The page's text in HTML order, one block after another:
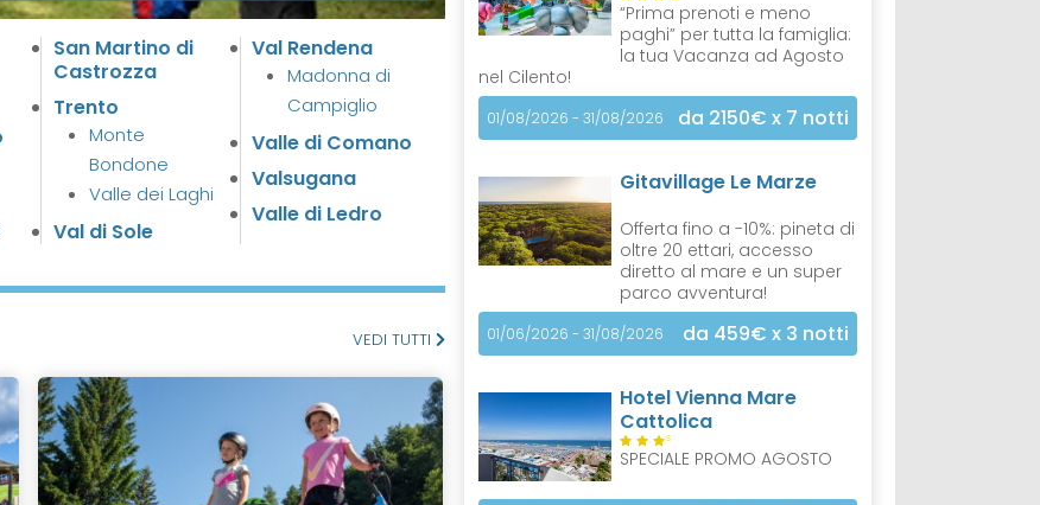
San Martino di
Castrozza
Trento
Monte
Bondone
Valle dei Laghi
Val di Sole
Val Rendena
Madonna di
Campiglio
Valle di Comano
Valsugana
Valle di Ledro
VEDI TUTTI
“Prima prenoti e meno
paghi” per tutta la famiglia:
la tua Vacanza ad Agosto
nel Cilento!
01/08/2026 - 31/08/2026 da 2150€ x 7 notti
Gitavillage Le Marze
Offerta fino a -10%: pineta di
oltre 20 ettari, accesso
diretto al mare e un super
parco avventura!
01/06/2026 - 31/08/2026 da 459€ x 3 notti
Hotel Vienna Mare
Cattolica
S
SPECIALE PROMO AGOSTO